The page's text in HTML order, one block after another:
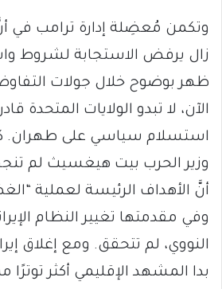
وتكمن مُعضِلة إدارة ترامب في أنَّ
زال يرفض الاستجابة لشروط
ظهر بوضوح خلال جولات
الآن، لا تبدو الولايات المتحدة
استسلام سياسي على طهران.
وزير الحرب بيت هيغسيث لم
أنَّ الأهداف الرئيسة لعملية
وفي مقدمتها تغيير النظام
النووي، لم تتحقق. ومع إغلاق
بدا المشهد الإقليمي أكثر توترًا